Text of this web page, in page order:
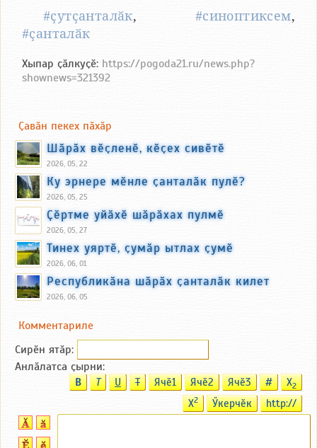
#ҫутҫанталӑк, #синоптиксем,
#ҫанталӑк
Хыпар ҫӑлкуҫӗ: https://pogoda21.ru/news.php?
shownews=321392
Ҫавӑн пекех пӑхӑр
Шӑрӑх вӗҫленӗ, кӗҫех сивӗтӗ
2026, 05, 22
Ку эрнере мӗнле ҫанталӑк пулӗ?
2026, 05, 25
Ҫӗртме уйӑхӗ шӑрӑхах пулмӗ
2026, 05, 27
Тинех уяртӗ, ҫумӑр ытлах ҫумӗ
2026, 06, 01
Республикӑна шӑрӑх ҫанталӑк килет
2026, 06, 05
Комментариле
Сирӗн ятӑp:
Анлӑлатса ҫырни:
B T U T Ячӗ1 Ячӗ2 Ячӗ3 # X2
X2 Ӳкерчӗк http://